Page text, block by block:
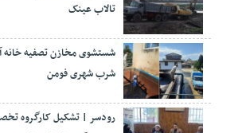
تالاب عینک
شستشوی مخازن تصفیه
شرب شهری فومن
رودسر | تشکیل کارگروه